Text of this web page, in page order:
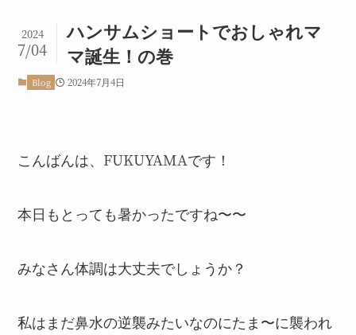
ハンサムショートでおしゃれマ
マ誕生！の巻
2024
7/04
Blog 2024年7月4日
こんばんは、FUKUYAMAです！
本日もとっても暑かったですね〜〜
みなさん体調は大丈夫でしょうか？
私はまだ鼻水の逆襲みたいなのにたま〜に襲われ